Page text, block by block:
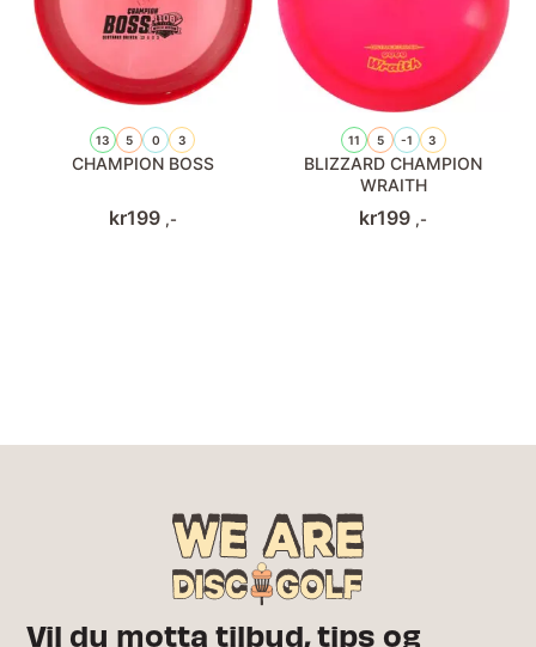
13 5 0 3
CHAMPION BOSS
kr199 ,-
11 5 -1 3
BLIZZARD CHAMPION
WRAITH
kr199 ,-
Vil du motta tilbud, tips og